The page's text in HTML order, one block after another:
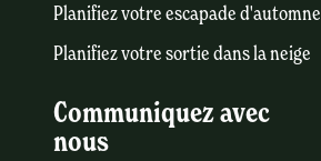
Planifiez votre escapade d'automne
Planifiez votre sortie dans la neige
Communiquez avec
nous